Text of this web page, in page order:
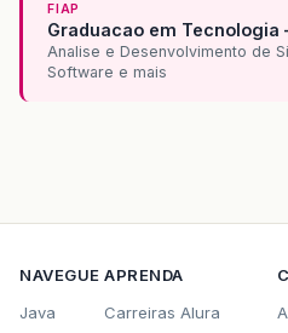
FIAP
Graduacao em Tecnologia
Analise e Desenvolvimento de
Software e mais
NAVEGUE
Java
APRENDA
Carreiras Alura